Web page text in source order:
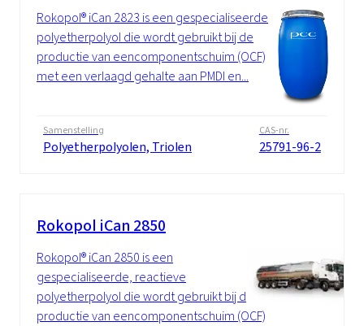
Rokopol® iCan 2823 is een gespecialiseerde
polyetherpolyol die wordt gebruikt bij de
productie van eencomponentschuim (OCF)
met een verlaagd gehalte aan PMDI en...
Samenstelling
Polyetherpolyolen, Triolen
CAS-nr.
25791-96-2
Rokopol iCan 2850
Rokopol® iCan 2850 is een
gespecialiseerde, reactieve
polyetherpolyol die wordt gebruikt bij de
productie van eencomponentschuim (OCF)